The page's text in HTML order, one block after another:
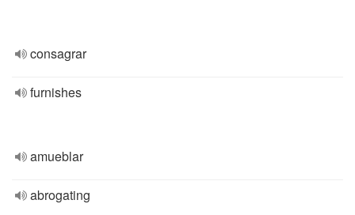
consagrar
furnishes
amueblar
abrogating